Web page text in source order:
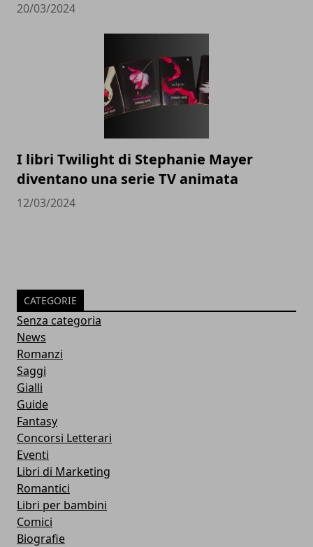
20/03/2024
I libri Twilight di Stephanie Mayer
diventano una serie TV animata
12/03/2024
CATEGORIE
Senza categoria
News
Romanzi
Saggi
Gialli
Guide
Fantasy
Concorsi Letterari
Eventi
Libri di Marketing
Romantici
Libri per bambini
Comici
Biografie